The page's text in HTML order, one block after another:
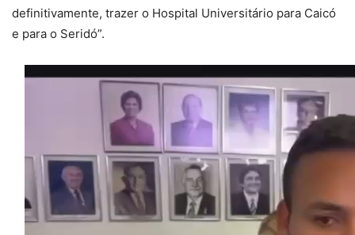
definitivamente, trazer o Hospital Universitário para Caicó
e para o Seridó”.